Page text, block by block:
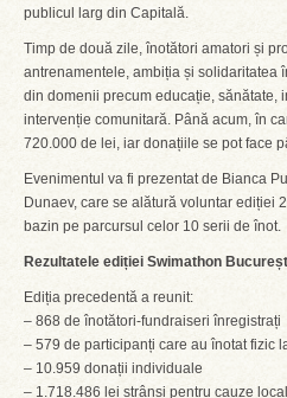
publicul larg din Capitală.
Timp de două zile, înotători amatori și
antrenamentele, ambiția și solidaritatea
din domenii precum educație, sănătate,
intervenție comunitară. Până acum, în
720.000 de lei, iar donațiile se pot face
Evenimentul va fi prezentat de Bianca
Dunaev, care se alătură voluntar ediției
bazin pe parcursul celor 10 serii de înot.
Rezultatele ediției Swimathon
Ediția precedentă a reunit:
– 868 de înotători-fundraiseri înregistrați
– 579 de participanți care au înotat fizic
– 10.959 donații individuale
– 1.718.486 lei strânși pentru cauze